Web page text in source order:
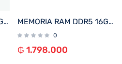
MEMORIA RAM DDR5 16GB 6000 FTX 115021 MEMORIA RAM DDR5 16GB 5200 FTX 114970
0
₲ 1.798.000